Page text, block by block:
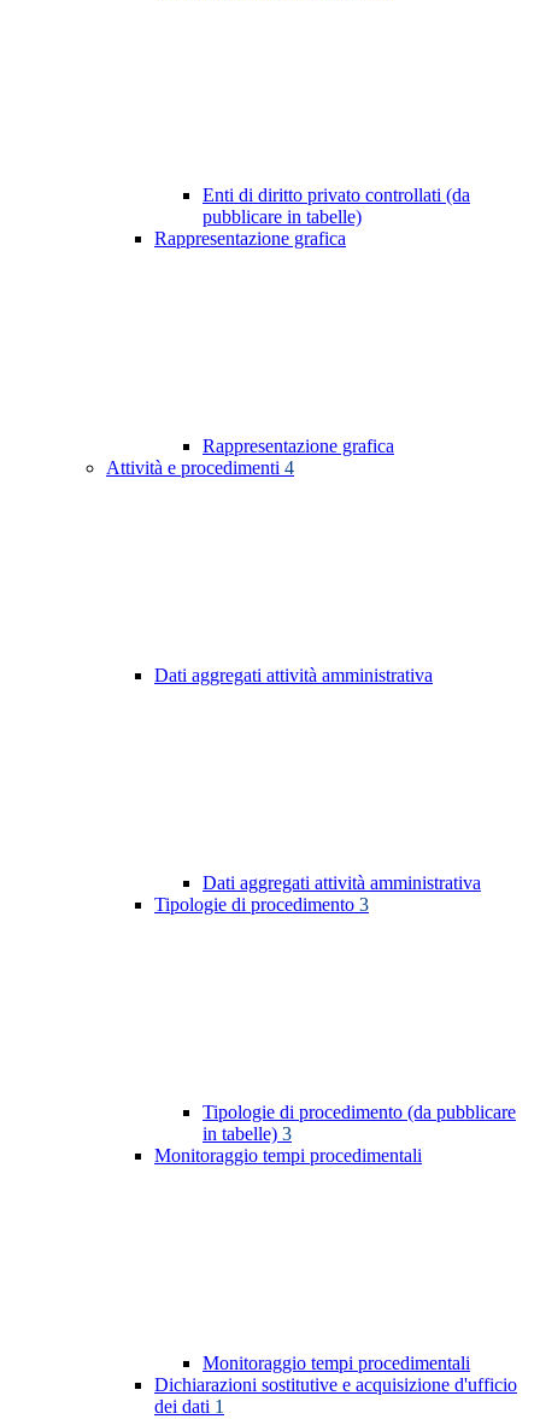
Enti di diritto privato controllati (da
pubblicare in tabelle)
Rappresentazione grafica
Rappresentazione grafica
Attività e procedimenti 4
Dati aggregati attività amministrativa
Dati aggregati attività amministrativa
Tipologie di procedimento 3
Tipologie di procedimento (da pubblicare
in tabelle) 3
Monitoraggio tempi procedimentali
Monitoraggio tempi procedimentali
Dichiarazioni sostitutive e acquisizione d'ufficio
dei dati 1